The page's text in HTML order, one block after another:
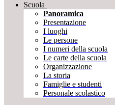
Scuola
Panoramica
Presentazione
I luoghi
Le persone
I numeri della scuola
Le carte della scuola
Organizzazione
La storia
Famiglie e studenti
Personale scolastico